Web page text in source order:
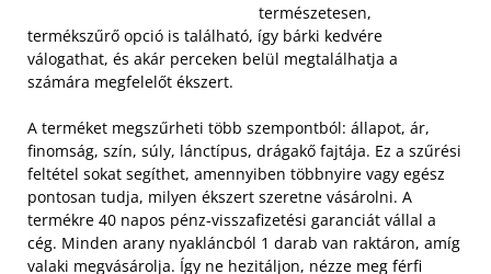
természetesen,
termékszűrő opció is található, így bárki kedvére
válogathat, és akár perceken belül megtalálhatja a
számára megfelelőt ékszert.
A terméket megszűrheti több szempontból: állapot, ár,
finomság, szín, súly, lánctípus, drágakő fajtája. Ez a szűrési
feltétel sokat segíthet, amennyiben többnyire vagy egész
pontosan tudja, milyen ékszert szeretne vásárolni. A
termékre 40 napos pénz-visszafizetési garanciát vállal a
cég. Minden arany nyakláncból 1 darab van raktáron, amíg
valaki megvásárolja. Így ne hezitáljon, nézze meg férfi